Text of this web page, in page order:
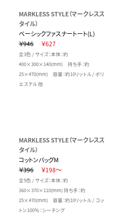
MARKLESS STYLE（マークレスス
タイル）
ベーシックファスナートート(L)
￥946
￥627
全3色 / サイズ：本体：約
400×300×140(mm) 持ち手：約
25×470(mm) 容量：約10リットル / ポリ
エステル 他
MARKLESS STYLE（マークレスス
タイル）
コットンバッグM
￥396
￥198～
全5色 / サイズ：本体：約
360×370×110(mm) 持ち手：約
25×470(mm) 容量：約10リットル / コッ
トン100％：シーチング